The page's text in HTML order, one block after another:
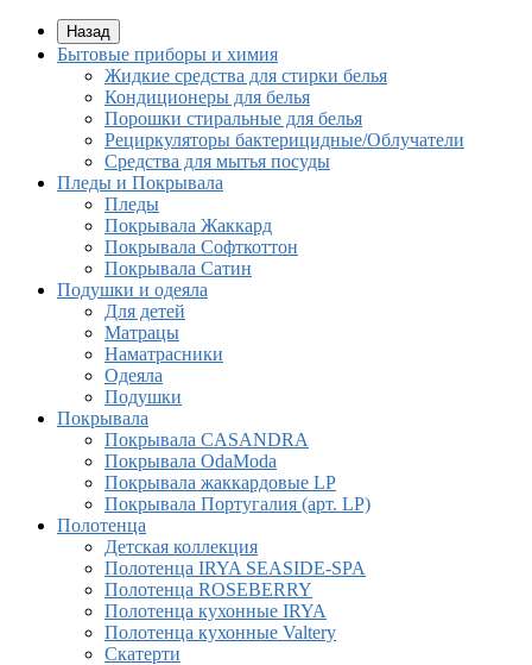
Назад
Бытовые приборы и химия
Жидкие средства для стирки белья
Кондиционеры для белья
Порошки стиральные для белья
Рециркуляторы бактерицидные/Облучатели
Средства для мытья посуды
Пледы и Покрывала
Пледы
Покрывала Жаккард
Покрывала Софткоттон
Покрывала Сатин
Подушки и одеяла
Для детей
Матрацы
Наматрасники
Одеяла
Подушки
Покрывала
Покрывалa CASANDRA
Покрывала OdaModa
Покрывала жаккардовые LP
Покрывала Португалия (арт. LP)
Полотенца
Детская коллекция
Полотенца IRYA SEASIDE-SPA
Полотенца ROSEBERRY
Полотенца кухонные IRYA
Полотенца кухонные Valtery
Скатерти